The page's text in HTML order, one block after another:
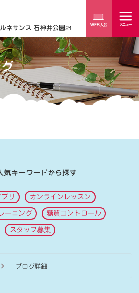
ネサンス 石神井公園24
気キーワードから探す
リ オンラインレッスン
ーニング 糖質コントロール
スタッフ募集
ブログ詳細